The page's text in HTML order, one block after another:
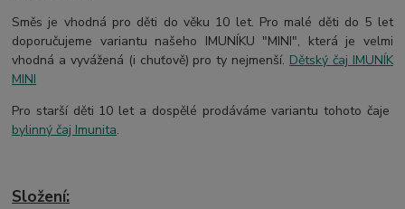
Směs je vhodná pro děti do věku 10 let. Pro malé děti do 5 let
doporučujeme variantu našeho IMUNÍKU "MINI", která je velmi
vhodná a vyvážená (i chuťově) pro ty nejmenší. Dětský čaj IMUNÍK
MINI
Pro starší děti 10 let a dospělé prodáváme variantu tohoto čaje
bylinný čaj Imunita.
Složení: